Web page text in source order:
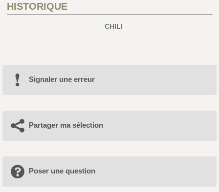
HISTORIQUE
CHILI
Signaler une erreur
Partager ma sélection
Poser une question